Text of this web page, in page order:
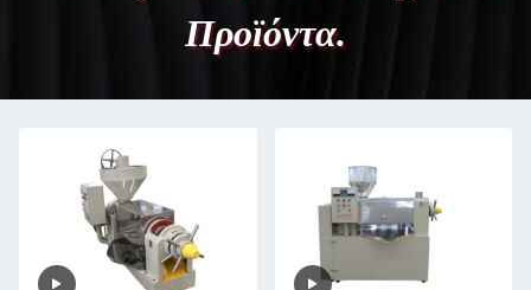
Προϊόντα.